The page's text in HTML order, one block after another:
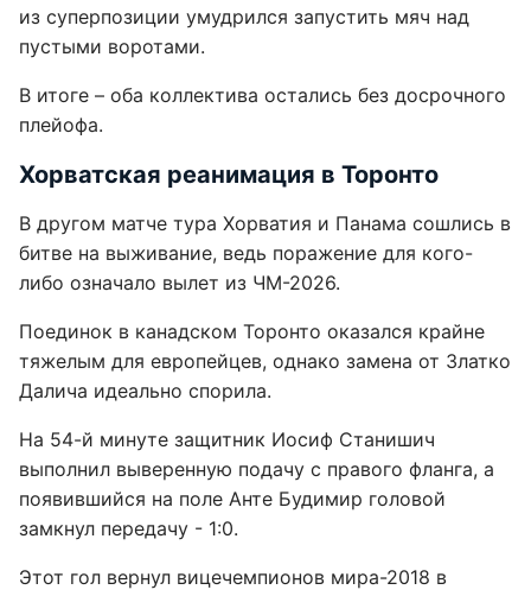
из суперпозиции умудрился запустить мяч над
пустыми воротами.
В итоге – оба коллектива остались без досрочного
плейофа.
Хорватская реанимация в Торонто
В другом матче тура Хорватия и Панама сошлись в
битве на выживание, ведь поражение для кого-
либо означало вылет из ЧМ-2026.
Поединок в канадском Торонто оказался крайне
тяжелым для европейцев, однако замена от Златко
Далича идеально спорила.
На 54-й минуте защитник Иосиф Станишич
выполнил выверенную подачу с правого фланга, а
появившийся на поле Анте Будимир головой
замкнул передачу - 1:0.
Этот гол вернул вицечемпионов мира-2018 в